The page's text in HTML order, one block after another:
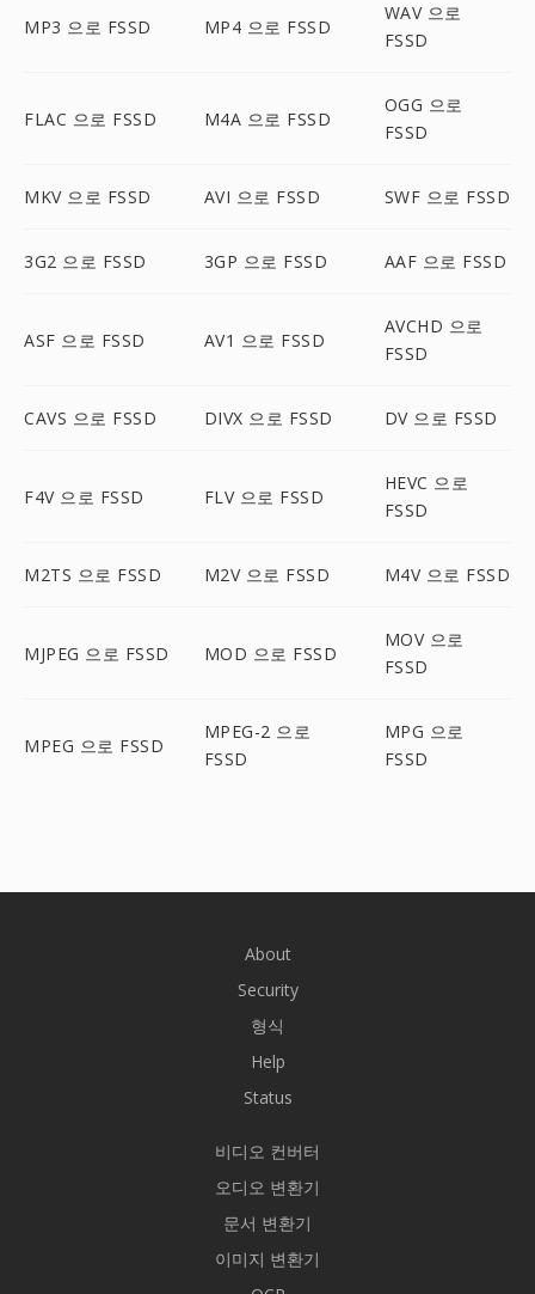
MP3 으로 FSSD MP4 으로 FSSD
WAV 으로
FSSD
FLAC 으로 FSSD M4A 으로 FSSD
OGG 으로
FSSD
MKV 으로 FSSD AVI 으로 FSSD SWF 으로 FSSD
3G2 으로 FSSD 3GP 으로 FSSD AAF 으로 FSSD
ASF 으로 FSSD AV1 으로 FSSD
AVCHD 으로
FSSD
CAVS 으로 FSSD DIVX 으로 FSSD DV 으로 FSSD
F4V 으로 FSSD FLV 으로 FSSD
HEVC 으로
FSSD
M2TS 으로 FSSD M2V 으로 FSSD M4V 으로 FSSD
MJPEG 으로 FSSD MOD 으로 FSSD
MOV 으로
FSSD
MPEG 으로 FSSD
MPEG-2 으로
FSSD
MPG 으로
FSSD
About
Security
형식
Help
Status
비디오 컨버터
오디오 변환기
문서 변환기
이미지 변환기